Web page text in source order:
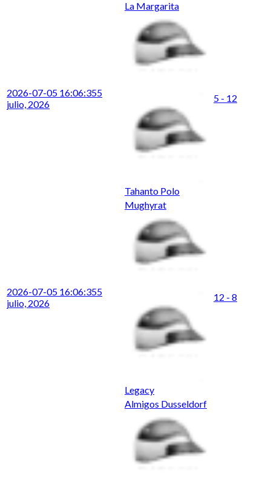
2026-07-05 16:06:355
julio, 2026
La Margarita
Tahanto Polo
5 - 12
2026-07-05 16:06:355
julio, 2026
Mughyrat
Legacy
12 - 8
Almigos Dusseldorf